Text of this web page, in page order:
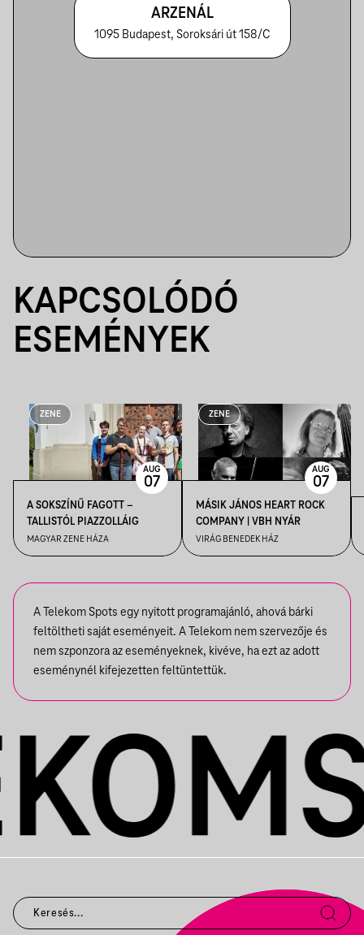
ARZENÁL
1095 Budapest, Soroksári út 158/C
KAPCSOLÓDÓ
ESEMÉNYEK
ZENE
A SOKSZÍNŰ FAGOTT –
TALLISTÓL PIAZZOLLÁIG
MAGYAR ZENE HÁZA
AUG
07
ZENE
MÁSIK JÁNOS HEART ROCK
COMPANY | VBH NYÁR
VIRÁG BENEDEK HÁZ
AUG
07
A Telekom Spots egy nyitott programajánló, ahová bárki
feltöltheti saját eseményeit. A Telekom nem szervezője és
nem szponzora az eseményeknek, kivéve, ha ezt az adott
eseménynél kifejezetten feltüntettük.